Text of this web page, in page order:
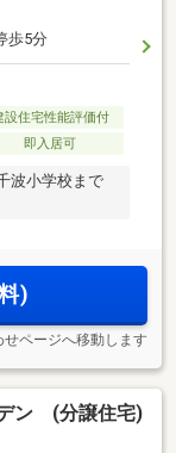
歩5分
設住宅性能評価付
即入居可
波小学校まで
)
ページへ移動します
ン (分譲住宅)